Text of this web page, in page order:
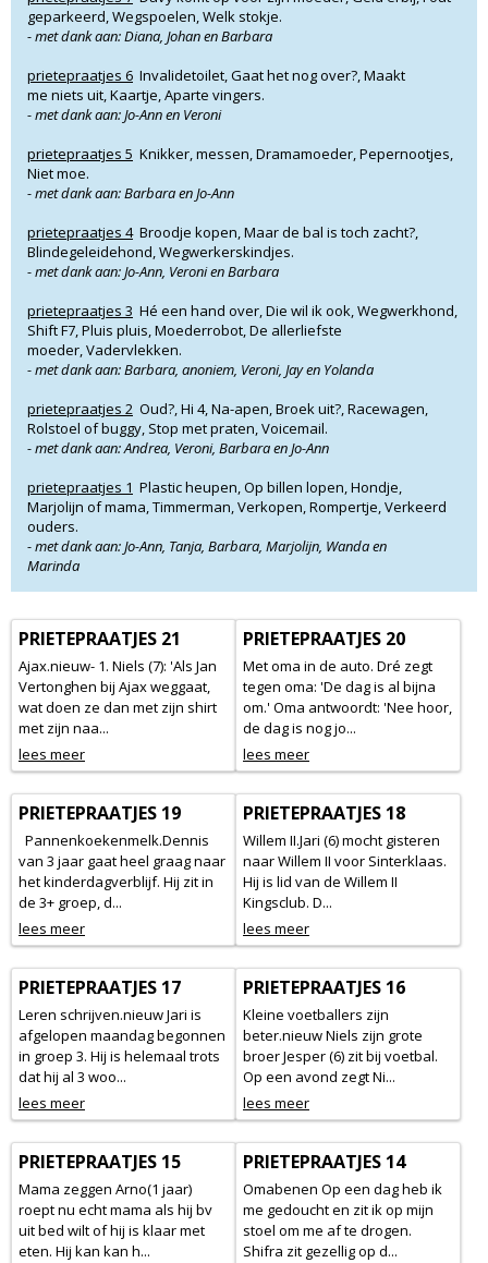
geparkeerd, Wegspoelen, Welk stokje.
- met dank aan: Diana, Johan en Barbara
prietepraatjes 6 Invalidetoilet, Gaat het nog over?, Maakt
me niets uit, Kaartje, Aparte vingers.
- met dank aan: Jo-Ann en Veroni
prietepraatjes 5 Knikker, messen, Dramamoeder, Pepernootjes,
Niet moe.
- met dank aan: Barbara en Jo-Ann
prietepraatjes 4Broodje kopen, Maar de bal is toch zacht?,
Blindegeleidehond, Wegwerkerskindjes.
- met dank aan: Jo-Ann, Veroni en Barbara
prietepraatjes 3 Hé een hand over, Die wil ik ook, Wegwerkhond,
Shift F7, Pluis pluis, Moederrobot, De allerliefste
moeder, Vadervlekken.
- met dank aan: Barbara, anoniem, Veroni, Jay en Yolanda
prietepraatjes 2 Oud?, Hi 4, Na-apen, Broek uit?, Racewagen,
Rolstoel of buggy, Stop met praten, Voicemail.
- met dank aan: Andrea, Veroni, Barbara en Jo-Ann
prietepraatjes 1 Plastic heupen, Op billen lopen, Hondje,
Marjolijn of mama, Timmerman, Verkopen, Rompertje, Verkeerd
ouders.
- met dank aan: Jo-Ann, Tanja, Barbara, Marjolijn, Wanda en
Marinda
PRIETEPRAATJES 21
Ajax.nieuw- 1. Niels (7): 'Als Jan
Vertonghen bij Ajax weggaat,
wat doen ze dan met zijn shirt
met zijn naa...
lees meer
PRIETEPRAATJES 20
Met oma in de auto. Dré zegt
tegen oma: 'De dag is al bijna
om.' Oma antwoordt: 'Nee hoor,
de dag is nog jo...
lees meer
PRIETEPRAATJES 19
Pannenkoekenmelk.Dennis
van 3 jaar gaat heel graag naar
het kinderdagverblijf. Hij zit in
de 3+ groep, d...
lees meer
PRIETEPRAATJES 18
Willem II.Jari (6) mocht gisteren
naar Willem II voor Sinterklaas.
Hij is lid van de Willem II
Kingsclub. D...
lees meer
PRIETEPRAATJES 17
Leren schrijven.nieuw Jari is
afgelopen maandag begonnen
in groep 3. Hij is helemaal trots
dat hij al 3 woo...
lees meer
PRIETEPRAATJES 16
Kleine voetballers zijn
beter.nieuw Niels zijn grote
broer Jesper (6) zit bij voetbal.
Op een avond zegt Ni...
lees meer
PRIETEPRAATJES 15
Mama zeggen Arno(1 jaar)
roept nu echt mama als hij bv
uit bed wilt of hij is klaar met
eten. Hij kan kan h...
PRIETEPRAATJES 14
Omabenen Op een dag heb ik
me gedoucht en zit ik op mijn
stoel om me af te drogen.
Shifra zit gezellig op d...